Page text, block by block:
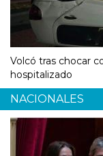
Volcó tras chocar
hospitalizado
NACIONALES